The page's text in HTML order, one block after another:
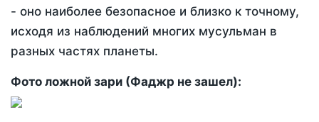
- оно наиболее безопасное и близко к точному,
исходя из наблюдений многих мусульман в
разных частях планеты.
Фото ложной зари (Фаджр не зашел):